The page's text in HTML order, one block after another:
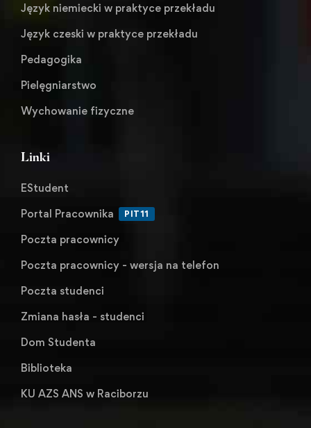
Język niemiecki w praktyce przekładu
Język czeski w praktyce przekładu
Pedagogika
Pielęgniarstwo
Wychowanie fizyczne
Linki
EStudent
Portal Pracownika
PIT11
Poczta pracownicy
Poczta pracownicy - wersja na telefon
Poczta studenci
Zmiana hasła - studenci
Dom Studenta
Biblioteka
KU AZS ANS w Raciborzu